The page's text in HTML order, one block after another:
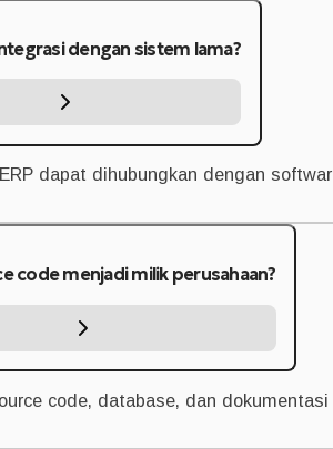
dengan sistem lama?
dapat dihubungkan dengan
code menjadi milik perusahaan?
code, database, dan